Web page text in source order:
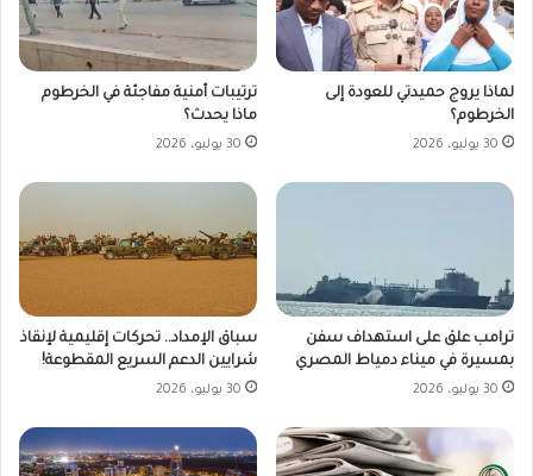
لماذا يروج حميدتي للعودة إلى
الخرطوم؟
30 يوليو، 2026
ترتيبات أمنية مفاجئة في الخرطوم
ماذا يحدث؟
30 يوليو، 2026
ترامب علق على استهداف سفن
بمسيرة في ميناء دمياط المصري
30 يوليو، 2026
سباق الإمداد.. تحركات إقليمية لإنقاذ
شرايين الدعم السريع المقطوعة!
30 يوليو، 2026